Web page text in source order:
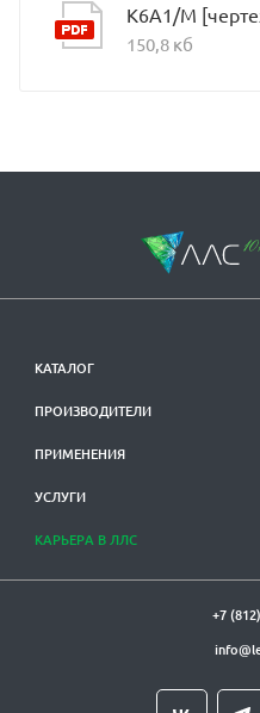
K6A1/M
150,8 кб
КАТАЛОГ
ПРОИЗВОДИТЕЛИ
ПРИМЕНЕНИЯ
УСЛУГИ
КАРЬЕРА В ЛЛС
+7